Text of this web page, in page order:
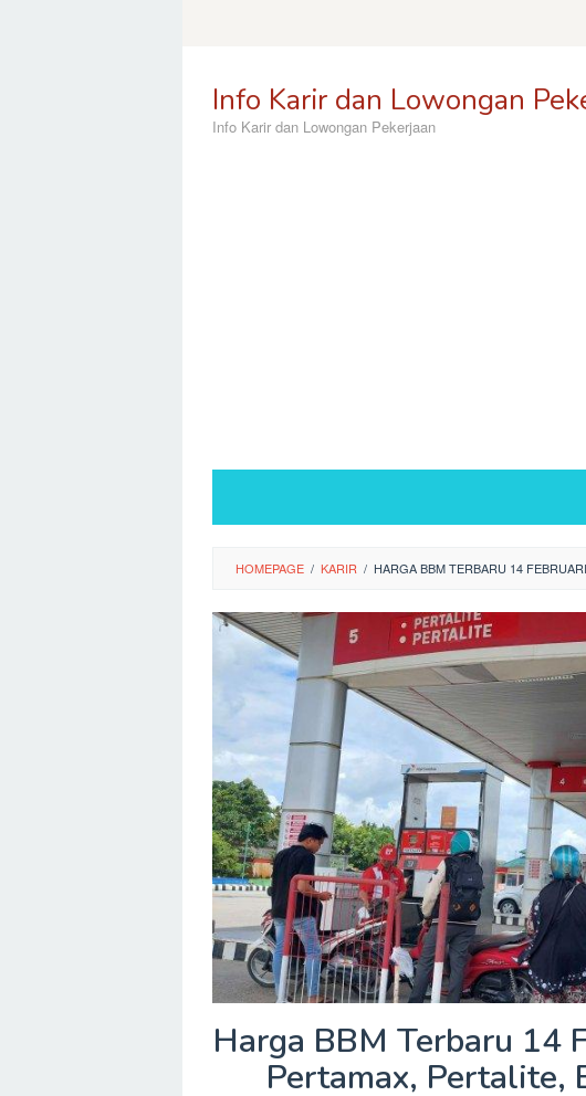
Info Karir dan Lowongan
Info Karir dan Lowongan Pekerjaan
HOMEPAGE / KARIR / HARGA BBM TERBARU 14
Harga BBM Terbaru 14
Pertamax, Pertalite,